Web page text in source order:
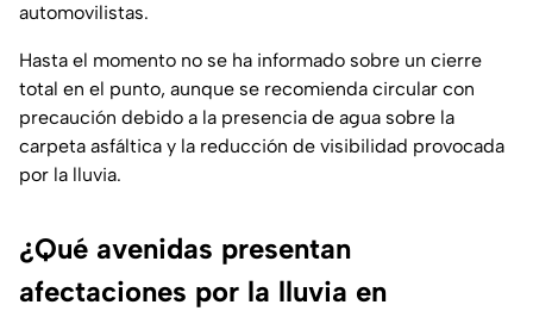
automovilistas.
Hasta el momento no se ha informado sobre un cierre
total en el punto, aunque se recomienda circular con
precaución debido a la presencia de agua sobre la
carpeta asfáltica y la reducción de visibilidad provocada
por la lluvia.
¿Qué avenidas presentan
afectaciones por la lluvia en